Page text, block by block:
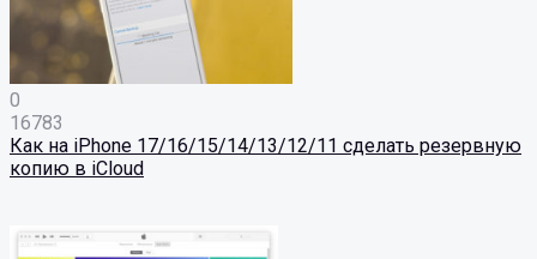
0
16783
Как на iPhone 17/16/15/14/13/12/11 сделать резервную
копию в iCloud